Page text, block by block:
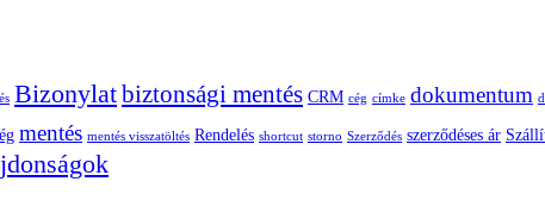
Bizonylatbiztonsági mentés CRM cég címke dokumentum
mentés mentés visszatöltés Rendelés shortcut storno Szerződés szerződéses ár